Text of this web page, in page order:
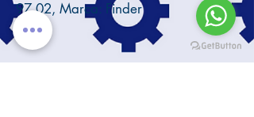
97.02, Marca: Finder